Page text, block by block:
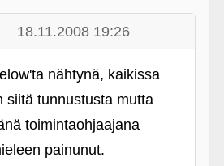
18.11.2008 19:26
nähtynä, kaikissa
siitä tunnustusta mutta
toimintaohjaajana
painunut.